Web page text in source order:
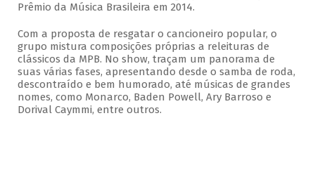
Prêmio da Música Brasileira em 2014.
Com a proposta de resgatar o cancioneiro popular, o
grupo mistura composições próprias a releituras de
clássicos da MPB. No show, traçam um panorama de
suas várias fases, apresentando desde o samba de roda,
descontraído e bem humorado, até músicas de grandes
nomes, como Monarco, Baden Powell, Ary Barroso e
Dorival Caymmi, entre outros.